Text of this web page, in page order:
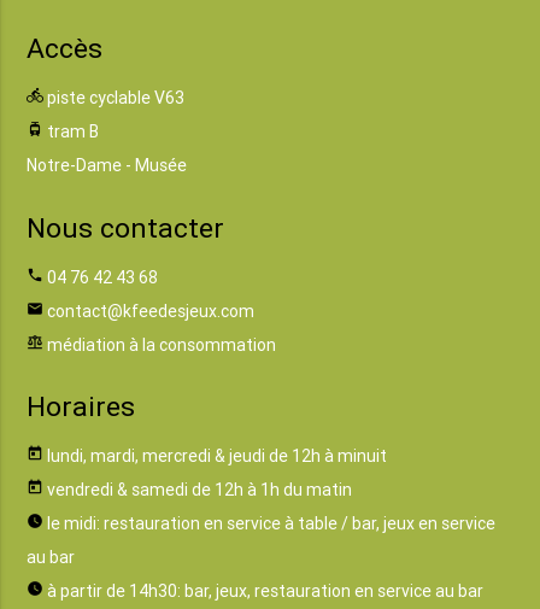
Accès
directions_bike piste cyclable V63
tram tram B
Notre-Dame - Musée
Nous contacter
phone 04 76 42 43 68
email contact@kfeedesjeux.com
balance médiation à la consommation
Horaires
today lundi, mardi, mercredi & jeudi de 12h à minuit
today vendredi & samedi de 12h à 1h du matin
watch_later le midi: restauration en service à table / bar, jeux en service
au bar
watch_later à partir de 14h30: bar, jeux, restauration en service au bar